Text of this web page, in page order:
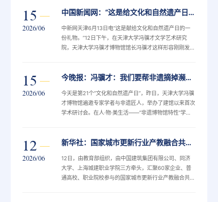
15
2026/06
中国新闻网：“这是给文化和自然遗产日的献礼” 冯骥才发布《瑞安木活字印刷术文化档案》
中新网天津6月13日电“这是献给文化和自然遗产日的一
份礼物。”12日下午，在天津大学冯骥才文学艺术研究
院，天津大学冯骥才博物馆馆长冯骥才这样形容刚刚发布
式发布。冯宏杰摄13日，这座于2025年底正式落成开放
才表示，这份历经田野抢救得来的厚重档案，连同馆内蓝
印花布、木活字印刷等活态展陈，是献给这个特殊日子的
特别礼物。当日，人·物·美...
15
2026/06
今晚报：冯骥才：我们要帮非遗摘掉濒危帽子
今天是第21个“文化和自然遗产日”，昨日，天津大学冯骥
才博物馆遍邀专家学者与非遗匠人，举办了建馆以来首次
学术研讨会。在人·物·美生活——“非遗博物馆特性”学术
字”绝活儿；南通蓝印花布代表性传承人吴元新，偕同99
十九 下到小朋友”“四世同堂”全家出动百年传承现场，国
家级非遗代表性传承人吴元新一家四代上台，让冯骥才深
受触动，他送上自...
12
2026/06
新华社：国家城市更新行业产教融合共同体成立：破解人才供需难题 全面赋能城市更新
12日，由教育部组织，由中国建筑集团有限公司、同济
大学、上海城建职业学院三方牵头，汇聚60家企业、普
通高校、职业院校参与的国家城市更新行业产教融合共同